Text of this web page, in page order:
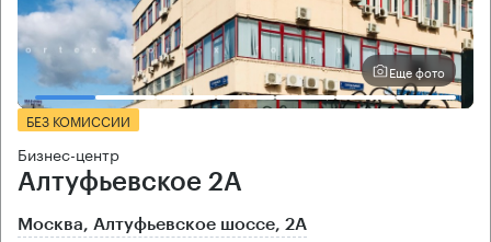
Еще фото
БЕЗ КОМИССИИ
Бизнес-центр
Алтуфьевское 2А
Москва, Алтуфьевское шоссе, 2А